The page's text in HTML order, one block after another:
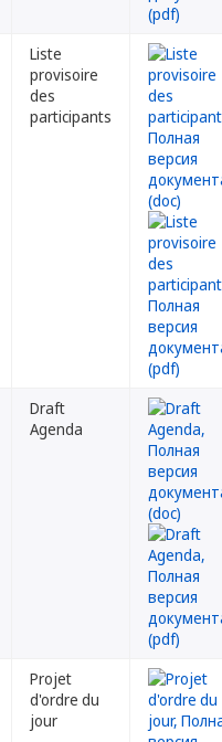
Liste
provisoire
des
participants
Draft
Agenda
Projet
d'ordre du
jour